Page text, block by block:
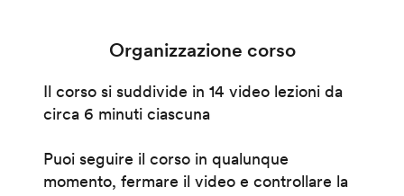
Organizzazione corso
Il corso si suddivide in 14 video lezioni da
circa 6 minuti ciascuna
Puoi seguire il corso in qualunque
momento, fermare il video e controllare la